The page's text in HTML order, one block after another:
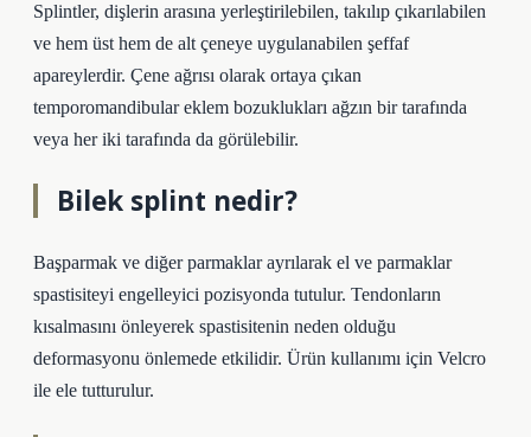
Splintler, dişlerin arasına yerleştirilebilen, takılıp çıkarılabilen
ve hem üst hem de alt çeneye uygulanabilen şeffaf
apareylerdir. Çene ağrısı olarak ortaya çıkan
temporomandibular eklem bozuklukları ağzın bir tarafında
veya her iki tarafında da görülebilir.
Bilek splint nedir?
Başparmak ve diğer parmaklar ayrılarak el ve parmaklar
spastisiteyi engelleyici pozisyonda tutulur. Tendonların
kısalmasını önleyerek spastisitenin neden olduğu
deformasyonu önlemede etkilidir. Ürün kullanımı için Velcro
ile ele tutturulur.